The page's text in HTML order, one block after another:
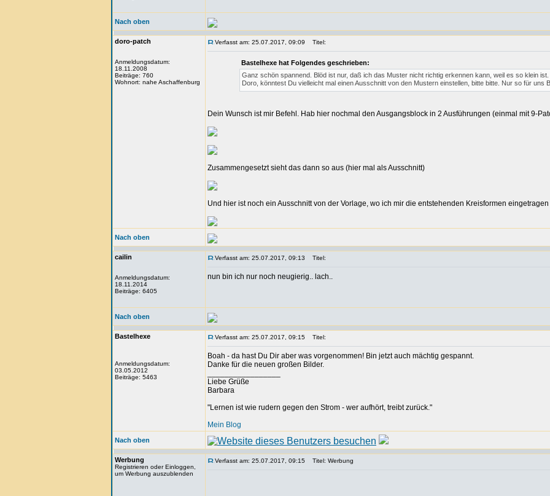
Nach oben
doro-patch
Anmeldungsdatum:
18.11.2008
Beiträge: 760
Wohnort: nahe Aschaffenburg
Verfasst am: 25.07.2017, 09:09 Titel:
Bastelhexe hat Folgendes geschrieben:
Ganz schön spannend. Blöd ist nur, daß ich das Muster nicht richtig erkennen kann, weil es so klein ist.
Doro, könntest Du vielleicht mal einen Ausschnitt von den Mustern einstellen, bitte bitte. Nur so für uns
Dein Wunsch ist mir Befehl. Hab hier nochmal den Ausgangsblock in 2 Ausführungen (einmal mit 9-
Zusammengesetzt sieht das dann so aus (hier mal als Ausschnitt)
Und hier ist noch ein Ausschnitt von der Vorlage, wo ich mir die entstehenden Kreisformen
Nach oben
cailin
Anmeldungsdatum:
18.11.2014
Beiträge: 6405
Verfasst am: 25.07.2017, 09:13 Titel:
nun bin ich nur noch neugierig.. lach..
Nach oben
Bastelhexe
Anmeldungsdatum:
03.05.2012
Beiträge: 5463
Verfasst am: 25.07.2017, 09:15 Titel:
Boah - da hast Du Dir aber was vorgenommen! Bin jetzt auch mächtig gespannt.
Danke für die neuen großen Bilder.
Liebe Grüße
Barbara
"Lernen ist wie rudern gegen den Strom - wer aufhört, treibt zurück."
Mein Blog
Nach oben
Werbung
Registrieren oder Einloggen,
um Werbung auszublenden
Verfasst am: 25.07.2017, 09:15 Titel: Werbung